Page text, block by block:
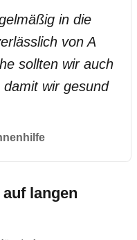
in die
von A
sollten wir auch
wir gesund
langen